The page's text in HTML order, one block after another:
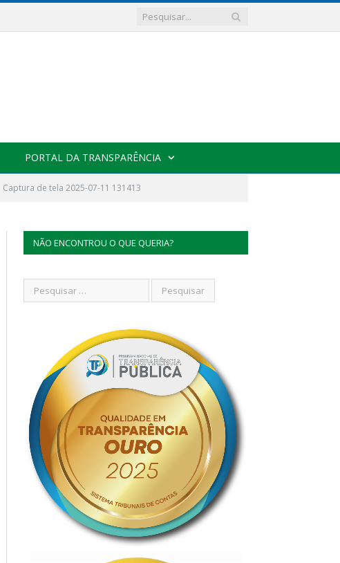
PORTAL DA TRANSPARÊNCIA
Captura de tela 2025-07-11 131413
NÃO ENCONTROU O QUE QUERIA?